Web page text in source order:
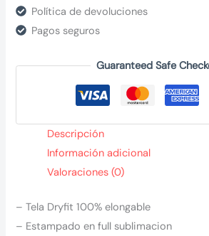
Política de devoluciones
Pagos seguros
Guaranteed Safe
Descripción
Información adicional
Valoraciones (0)
– Tela Dryfit 100% elongable
– Estampado en full sublimacion